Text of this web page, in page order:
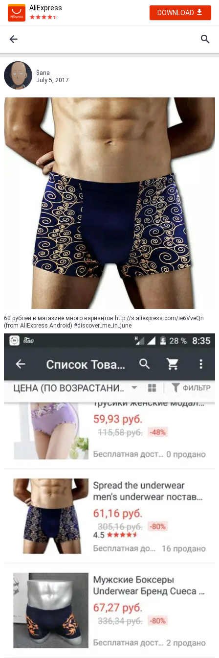
AliExpress
DOWNLOAD
$аna
July 5, 2017
60 рублей в магазине много вариантов http://s.aliexpress.com/ie6VveQn
(from AliExpress Android) #discover_me_in_june